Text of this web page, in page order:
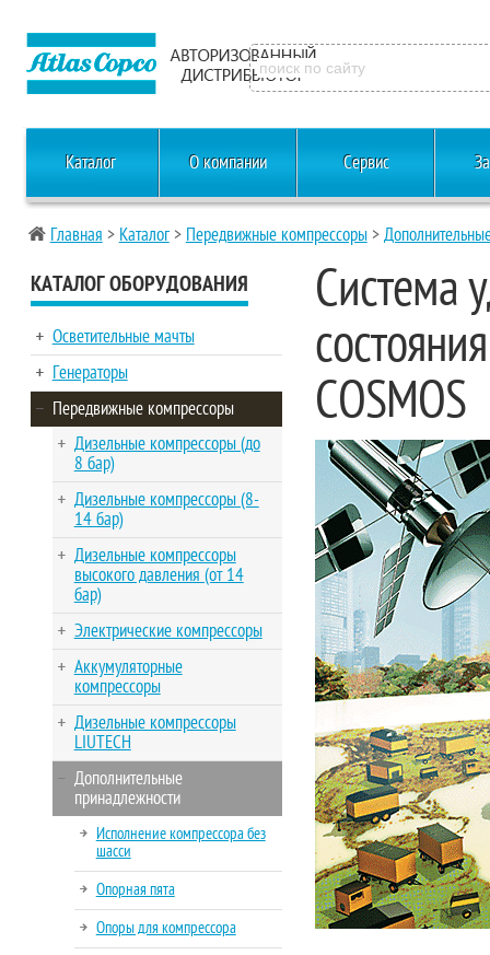
Каталог О компании Сервис
Главная > Каталог> Передвижные компрессоры>
КАТАЛОГ ОБОРУДОВАНИЯ
Осветительные мачты
Генераторы
Передвижные компрессоры
Дизельные компрессоры (до
8 бар)
Дизельные компрессоры (8-
14 бар)
Дизельные компрессоры
высокого давления (от 14
бар)
Электрические компрессоры
Аккумуляторные
компрессоры
Дизельные компрессоры
LIUTECH
Дополнительные
принадлежности
Исполнение компрессора без
шасси
Опорная пята
Опоры для компрессора
Система
COSMOS